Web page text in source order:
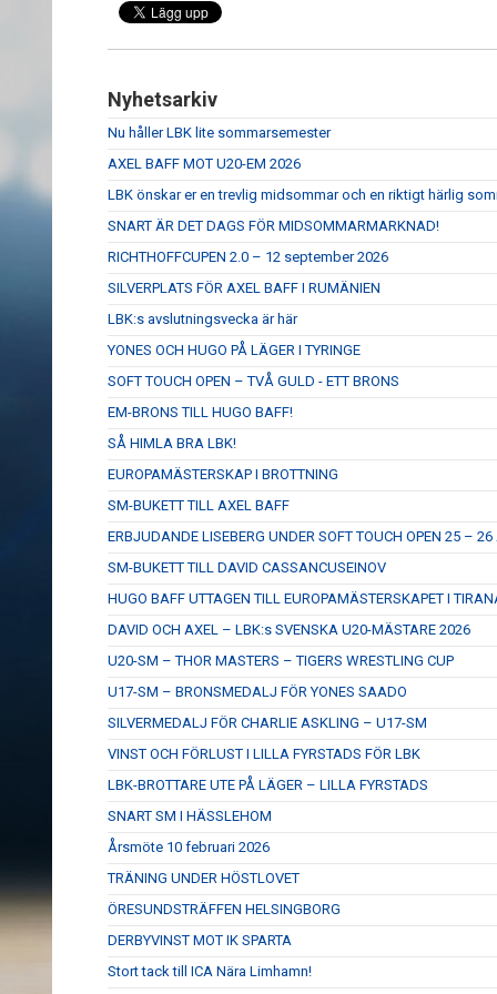
Nyhetsarkiv
Nu håller LBK lite sommarsemester
AXEL BAFF MOT U20-EM 2026
LBK önskar er en trevlig midsommar och en riktigt härlig
SNART ÄR DET DAGS FÖR MIDSOMMARMARKNAD!
RICHTHOFFCUPEN 2.0 – 12 september 2026
SILVERPLATS FÖR AXEL BAFF I RUMÄNIEN
LBK:s avslutningsvecka är här
YONES OCH HUGO PÅ LÄGER I TYRINGE
SOFT TOUCH OPEN – TVÅ GULD - ETT BRONS
EM-BRONS TILL HUGO BAFF!
SÅ HIMLA BRA LBK!
EUROPAMÄSTERSKAP I BROTTNING
SM-BUKETT TILL AXEL BAFF
ERBJUDANDE LISEBERG UNDER SOFT TOUCH OPEN 25 – 26
SM-BUKETT TILL DAVID CASSANCUSEINOV
HUGO BAFF UTTAGEN TILL EUROPAMÄSTERSKAPET I
DAVID OCH AXEL – LBK:s SVENSKA U20-MÄSTARE 2026
U20-SM – THOR MASTERS – TIGERS WRESTLING CUP
U17-SM – BRONSMEDALJ FÖR YONES SAADO
SILVERMEDALJ FÖR CHARLIE ASKLING – U17-SM
VINST OCH FÖRLUST I LILLA FYRSTADS FÖR LBK
LBK-BROTTARE UTE PÅ LÄGER – LILLA FYRSTADS
SNART SM I HÄSSLEHOM
Årsmöte 10 februari 2026
TRÄNING UNDER HÖSTLOVET
ÖRESUNDSTRÄFFEN HELSINGBORG
DERBYVINST MOT IK SPARTA
Stort tack till ICA Nära Limhamn!